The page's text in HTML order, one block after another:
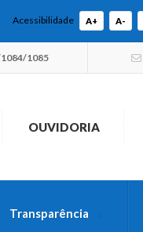
Acessibilidade A+ A-
1085
OUVIDORIA
Transparência